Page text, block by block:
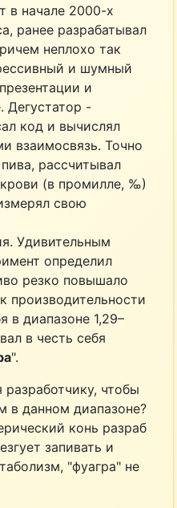
в начале 2000-х
ранее разрабатывал
неплохо так
и шумный
и
Дегустатор -
код и вычислял
взаимосвязь. Точно
рассчитывал
(в промилле, ‰)
свою
Удивительным
определил
резко повышало
производительности
в диапазоне 1,29–
в честь себя
".
чтобы
в данном диапазоне?
конь разраб
запивать и
"фуагра" не